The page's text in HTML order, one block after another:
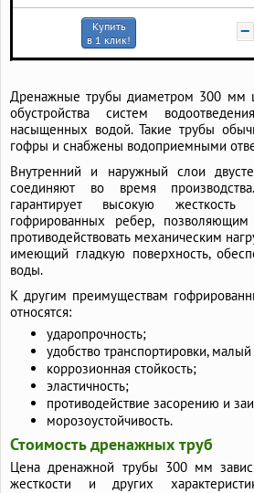
Купить
в 1 клик!
−
Дренажные трубы диаметром 300 мм
обустройства систем
насыщенных водой. Такие трубы
гофры и снабжены водоприемными
Внутренний и наружный слои
соединяют во время
гарантирует высокую
гофрированных ребер,
противодействовать механическим
имеющий гладкую поверхность,
воды.
К другим преимуществам
относятся:
ударопрочность;
удобство транспортировки,
коррозионная стойкость;
эластичность;
противодействие засорению и
морозоустойчивость.
Стоимость дренажных труб
Цена дренажной трубы 300 мм
жесткости и других